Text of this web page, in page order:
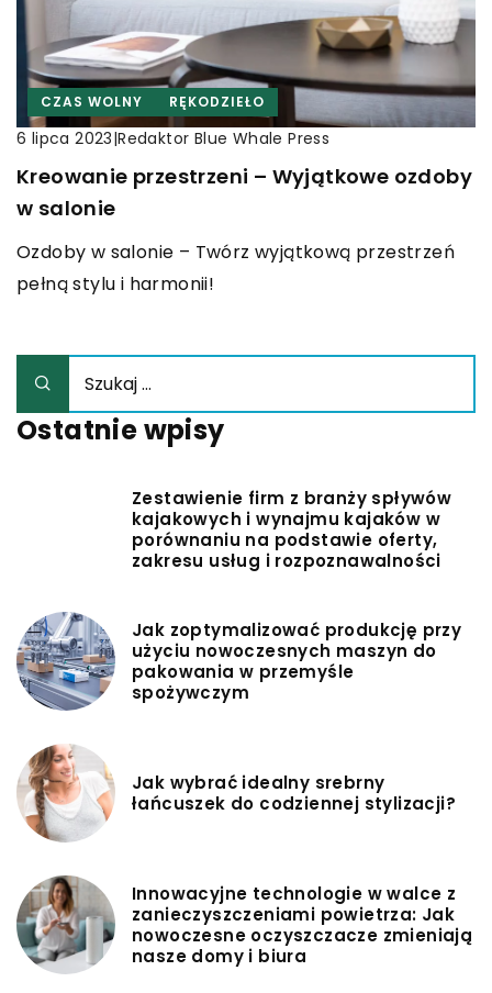
CZAS WOLNY RĘKODZIEŁO
6 lipca 2023|Redaktor Blue Whale Press
Kreowanie przestrzeni – Wyjątkowe ozdoby
w salonie
Ozdoby w salonie – Twórz wyjątkową przestrzeń
pełną stylu i harmonii!
Ostatnie wpisy
Zestawienie firm z branży spływów
kajakowych i wynajmu kajaków w
porównaniu na podstawie oferty,
zakresu usług i rozpoznawalności
Jak zoptymalizować produkcję przy
użyciu nowoczesnych maszyn do
pakowania w przemyśle
spożywczym
Jak wybrać idealny srebrny
łańcuszek do codziennej stylizacji?
Innowacyjne technologie w walce z
zanieczyszczeniami powietrza: Jak
nowoczesne oczyszczacze zmieniają
nasze domy i biura